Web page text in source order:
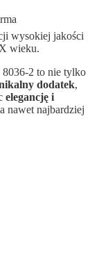
wysokiej jakości
wieku.
2 to nie tylko
dodatek,
elegancję i
nawet najbardziej